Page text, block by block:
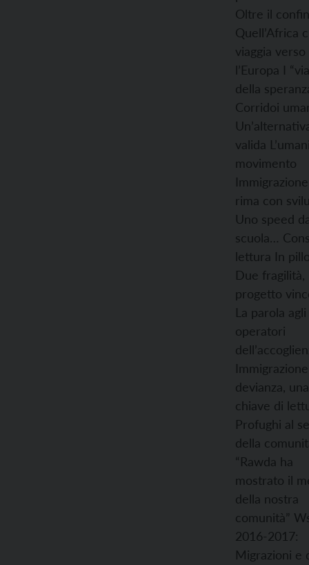
Oltre il
Quell’Africa
viaggia verso
l’Europa I
della
Corridoi
valida
movimento
rima con
Uno speed
scuola…
lettura In
Due fragilità,
progetto
La parola agli
operatori
devianza, una
chiave di
Profughi al
della
“Rawda ha
mostrato il
della nostra
comunità”
2016-2017:
Migrazioni e